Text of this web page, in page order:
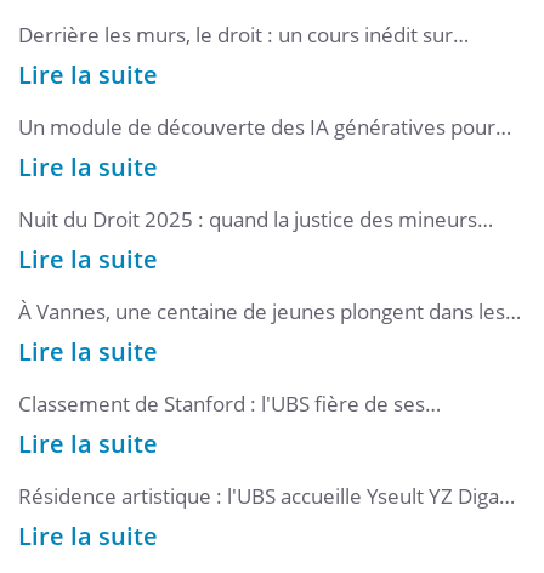
Derrière les murs, le droit : un cours inédit sur
l’enfermement
Lire la suite
Un module de découverte des IA génératives pour
les étudiants
Lire la suite
Nuit du Droit 2025 : quand la justice des mineurs
entre en scène
Lire la suite
À Vannes, une centaine de jeunes plongent dans les
coulisses du Parlement européen
Lire la suite
Classement de Stanford : l'UBS fière de ses
enseignants-chercheurs !
Lire la suite
Résidence artistique : l'UBS accueille Yseult YZ Digan
et La Compagnie Le Pôle
Lire la suite